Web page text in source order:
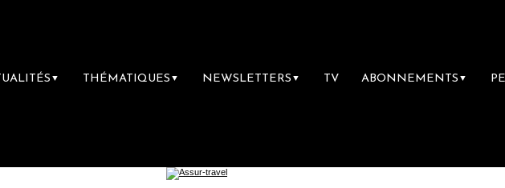
▼ THÉMATIQUES ▼ NEWSLETTERS ▼ TV ABONNEMENTS ▼